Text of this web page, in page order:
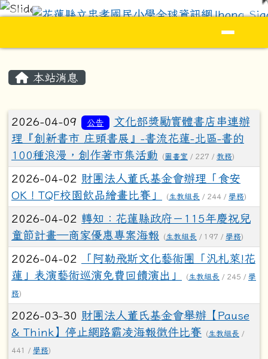
跳至主內容區
花蓮縣立忠孝國民小學全球資訊
本站消息
文章列表
2026-04-09 公告
文化部獎勵實體書店串連辦
理『創新書市 庄頭書展』-書流花蓮-北區-書的
100種浪漫，創作著市集活動
(圖書室 / 227 / 教務)
2026-04-02 財團法人董氏基金會辦理「食安
OK！TQF校園飲品繪畫比賽」
(生教組長 / 244 / 學務)
2026-04-02 轉知：花蓮縣政府－115年慶祝兒
童節計畫—商家優惠專案海報
(生教組長 / 197 / 學務)
2026-04-02
「阿勒飛斯文化藝術團「汎札萊!花
蓮」表演藝術巡演免費回饋演出」
(生教組長 / 245 / 學
務)
2026-03-30 財團法人董氏基金會舉辦【Pause
& Think】停止網路霸凌海報徵件比賽
(生教組長 /
441 / 學務)